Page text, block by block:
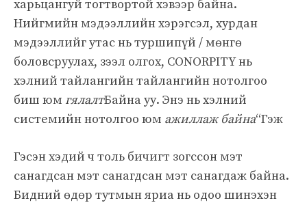
харьцангуй тогтвортой хэвээр байна.
Нийгмийн мэдээллийн хэрэгсэл, хурдан
мэдээллийг утас нь туршипүй / мөнгө
боловсруулах, зээл олгох, CONORPITY нь
хэлний тайлангийн тайлангийн нотолгоо
биш юм гялалтБайна уу. Энэ нь хэлний
системийн нотолгоо юм ажиллаж байна“Гэж
Гэсэн хэдий ч толь бичигт зогссон мэт
санагдсан мэт санагдсан мэт санагдаж байна.
Бидний өдөр тутмын яриа нь одоо шинэхэн